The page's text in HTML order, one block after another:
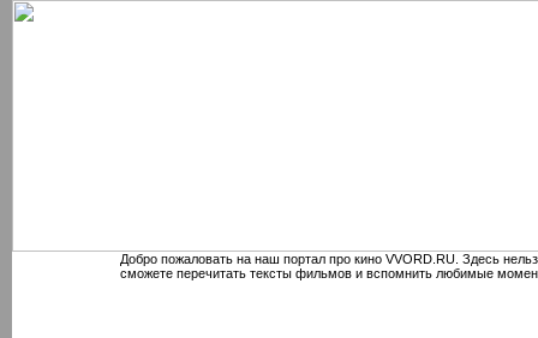
Добро пожаловать на наш портал про кино VVORD.RU. Здесь
сможете перечитать тексты фильмов и вспомнить любимые